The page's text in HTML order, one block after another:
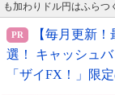
も加わりドル円はふらつ
【毎月更新
選！ キャッシュ
「ザイFX！」限